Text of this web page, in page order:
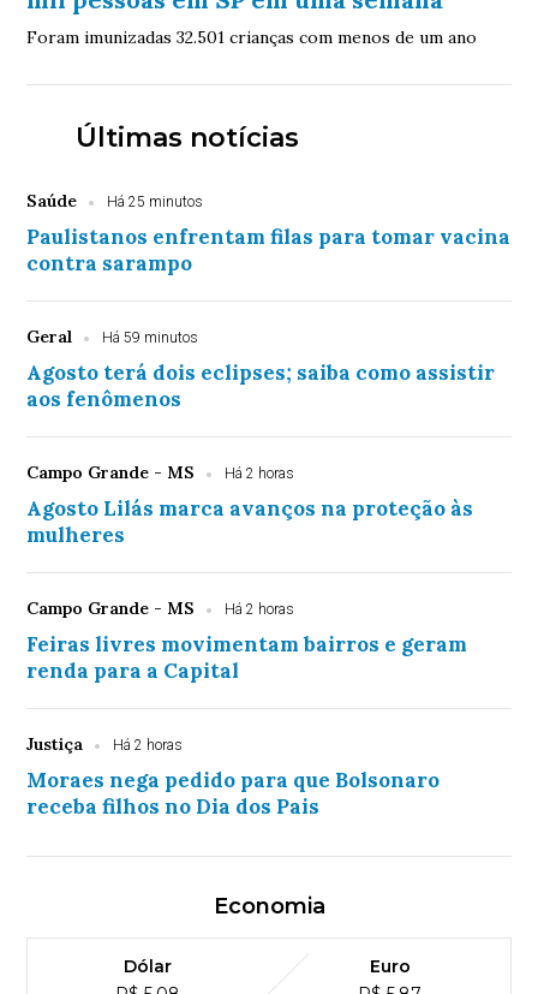
Foram imunizadas 32.501 crianças com menos de um ano
Últimas notícias
Saúde Há 25 minutos
Paulistanos enfrentam filas para tomar vacina
contra sarampo
Geral Há 59 minutos
Agosto terá dois eclipses; saiba como assistir
aos fenômenos
Campo Grande - MS Há 2 horas
Agosto Lilás marca avanços na proteção às
mulheres
Campo Grande - MS Há 2 horas
Feiras livres movimentam bairros e geram
renda para a Capital
Justiça Há 2 horas
Moraes nega pedido para que Bolsonaro
receba filhos no Dia dos Pais
Economia
Dólar
Euro